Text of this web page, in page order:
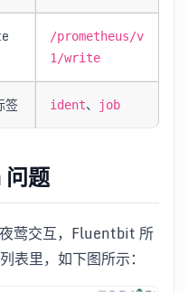
/prometheus/v
1/write
签 ident、 job
题
莺交互，Fluentbit 所
表里，如下图所示：